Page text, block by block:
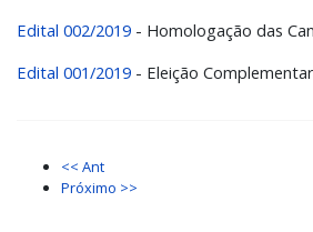
Edital 002/2019 - Homologação das
Edital 001/2019 - Eleição
<< Ant
Próximo >>